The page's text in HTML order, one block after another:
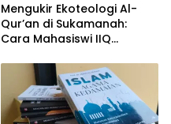
Mengukir Ekoteologi Al-
Qur’an di Sukamanah:
Cara Mahasiswi IIQ
Jonggol